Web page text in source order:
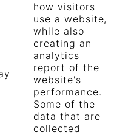
how visitors
use a website,
while also
creating an
analytics
report of the
website's
performance.
Some of the
data that are
collected